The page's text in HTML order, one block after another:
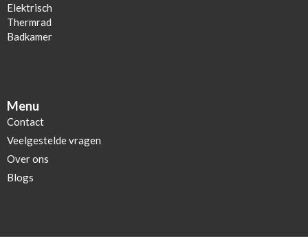
Menu
Contact
Veelgestelde vragen
Over ons
Blogs
Elektrisch
Thermrad
Badkamer